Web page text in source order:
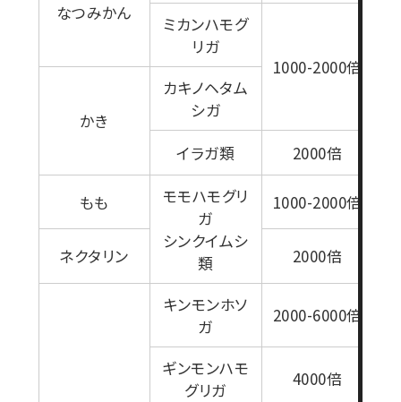
なつみかん
ミカンハモグ
リガ
1000-2000倍
かき
カキノヘタム
シガ
イラガ類
2000倍
もも
モモハモグリ
ガ
シンクイムシ
類
1000-2000倍
ネクタリン 2000倍
キンモンホソ
ガ
2000-6000倍
ギンモンハモ
グリガ
4000倍